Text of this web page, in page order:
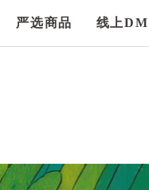
严选商品 线上DM